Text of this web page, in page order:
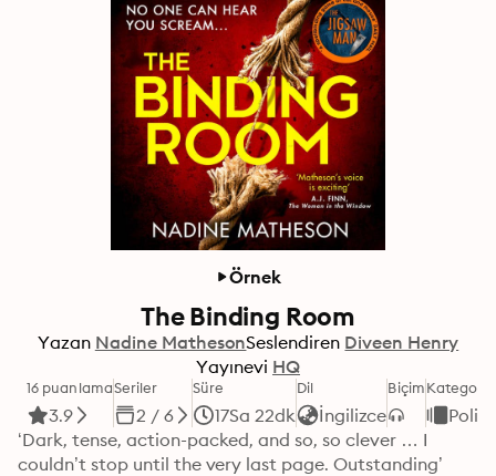
Örnek
The Binding Room
Yazan Nadine MathesonSeslendiren Diveen Henry
Yayınevi HQ
16 puanlama
3.9
Seriler
2 / 6
Süre
17Sa 22dk
Dil
İngilizce
BiçimKategori
‘Dark, tense, action-packed, and so, so clever … I
couldn’t stop until the very last page. Outstanding’